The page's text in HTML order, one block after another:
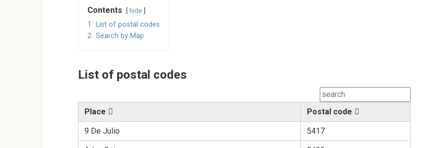
Contents hide
1. List of postal codes
2. Search by Map
List of postal codes
Place Postal code
9 De Julio 5417